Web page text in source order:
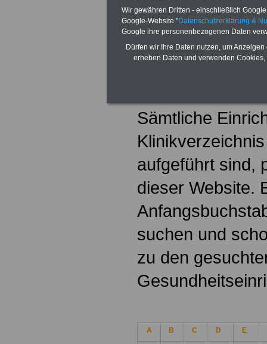
nur 160,00
Sämtliche
aufgeführt sind,
dieser Website.
suchen und
zu den
A B C D E
Wir gewähren Dritten - einschließlich
Google-Website "Datenschutzerklärung &
Google ihre personenbezogenen Daten
Dürfen wir Ihre Daten nutzen, um
erheben Daten und verwenden